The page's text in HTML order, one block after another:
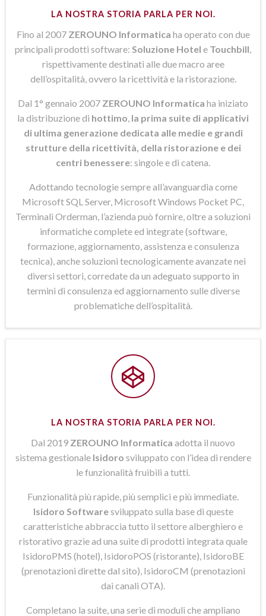
LA NOSTRA STORIA PARLA PER NOI.
Fino al 2007 ZEROUNO Informatica ha operato con due
principali prodotti software: Soluzione Hotel e Touchbill
rispettivamente destinati alle due macro aree
dell’ospitalità, ovvero la ricettività e la ristorazione.
Dal 1° gennaio 2007 ZEROUNO Informatica ha iniziato
la distribuzione di hottimo la prima suite di applicativi
di ultima generazione dedicata alle medie e grandi
strutture della ricettività, della ristorazione e dei
centri benessere: singole e di catena.
Adottando tecnologie sempre all’avanguardia come
Microsoft SQL Server, Microsoft Windows Pocket PC,
Terminali Orderman, l’azienda può fornire, oltre a soluzioni
informatiche complete ed integrate (software,
formazione, aggiornamento, assistenza e consulenza
tecnica), anche soluzioni tecnologicamente avanzate nei
diversi settori, corredate da un adeguato supporto in
termini di consulenza ed aggiornamento sulle diverse
problematiche dell’ospitalità.
LA NOSTRA STORIA PARLA PER NOI.
Dal 2019 ZEROUNO Informatica adotta il nuovo
sistema gestionale Isidoro sviluppato con l’idea di rendere
le funzionalità fruibili a tutti.
Funzionalità più rapide, più semplici e più immediate.
Isidoro Softwaresviluppato sulla base di queste
caratteristiche abbraccia tutto il settore alberghiero e
ristorativo grazie ad una suite di prodotti integrata quale
IsidoroPMS (hotel), IsidoroPOS (ristorante), IsidoroBE
(prenotazioni dirette dal sito), IsidoroCM (prenotazioni
dai canali OTA).
Completano la suite, una serie di moduli che ampliano